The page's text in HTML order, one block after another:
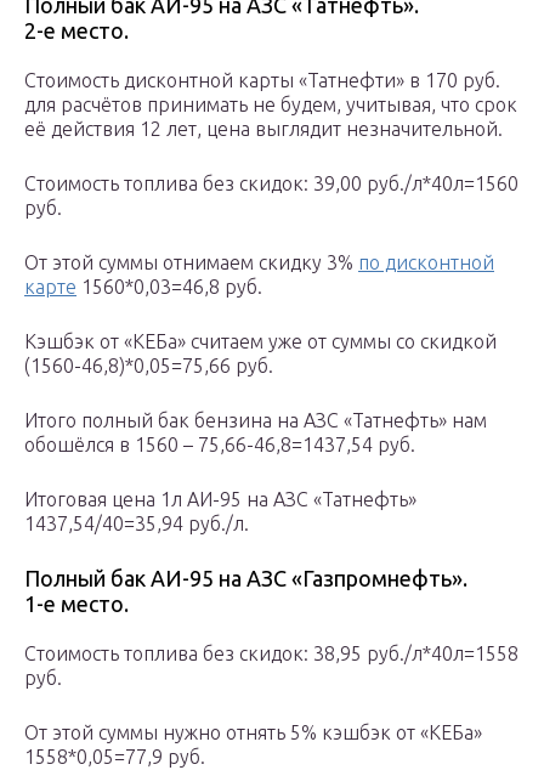
Полный бак АИ-95 на АЗС «Татнефть».
2-е место.
Стоимость дисконтной карты «Татнефти» в 170 руб.
для расчётов принимать не будем, учитывая, что срок
её действия 12 лет, цена выглядит незначительной.
Стоимость топлива без скидок: 39,00 руб./л*40л=1560
руб.
От этой суммы отнимаем скидку 3% по дисконтной
карте 1560*0,03=46,8 руб.
Кэшбэк от «КЕБа» считаем уже от суммы со скидкой
(1560-46,8)*0,05=75,66 руб.
Итого полный бак бензина на АЗС «Татнефть» нам
обошёлся в 1560 – 75,66-46,8=1437,54 руб.
Итоговая цена 1л АИ-95 на АЗС «Татнефть»
1437,54/40=35,94 руб./л.
Полный бак АИ-95 на АЗС «Газпромнефть».
1-е место.
Стоимость топлива без скидок: 38,95 руб./л*40л=1558
руб.
От этой суммы нужно отнять 5% кэшбэк от «КЕБа»
1558*0,05=77,9 руб.